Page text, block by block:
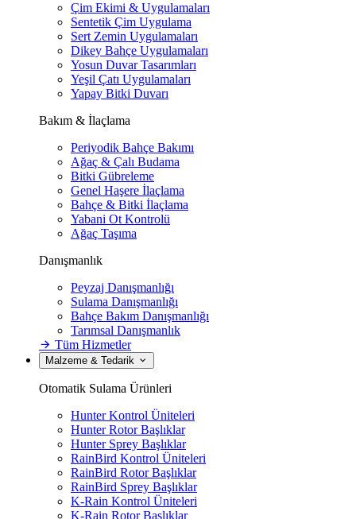
Çim Ekimi & Uygulamaları
Sentetik Çim Uygulama
Sert Zemin Uygulamaları
Dikey Bahçe Uygulamaları
Yosun Duvar Tasarımları
Yeşil Çatı Uygulamaları
Yapay Bitki Duvarı
Bakım & İlaçlama
Periyodik Bahçe Bakımı
Ağaç & Çalı Budama
Bitki Gübreleme
Genel Haşere İlaçlama
Bahçe & Bitki İlaçlama
Yabani Ot Kontrolü
Ağaç Taşıma
Danışmanlık
Peyzaj Danışmanlığı
Sulama Danışmanlığı
Bahçe Bakım Danışmanlığı
Tarımsal Danışmanlık
Tüm Hizmetler
Malzeme & Tedarik
Otomatik Sulama Ürünleri
Hunter Kontrol Üniteleri
Hunter Rotor Başlıklar
Hunter Sprey Başlıklar
RainBird Kontrol Üniteleri
RainBird Rotor Başlıklar
RainBird Sprey Başlıklar
K-Rain Kontrol Üniteleri
K-Rain Rotor Başlıklar